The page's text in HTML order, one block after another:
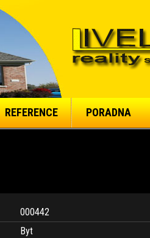
REFERENCE PORADNA
000442
Byt